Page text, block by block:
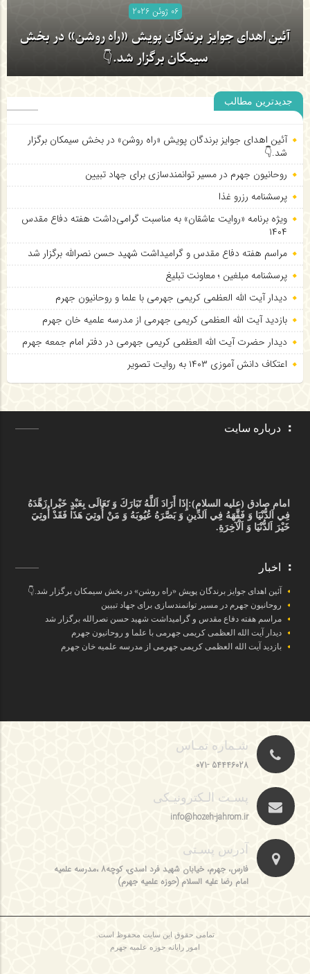
06 ژوئن 2026
آئین اهدای جوایز برندگان پویش «راه روشن» در بخش
سیمکان برگزار شد.👇
06 ژوئن 2026
روحانیون جهرم در مسیر توانمندسازی برای جهاد تبیین
جدیدترین مطالب
آئین اهدای جوایز برندگان پویش «راه روشن» در بخش سیمکان برگزار
شد.👇
روحانیون جهرم در مسیر توانمندسازی برای جهاد تبیین
پرسشنامه رزرو غذا
ویژه برنامه «روایت عاشقان» به مناسبت گرامی‌داشت هفته دفاع مقدس
۱۴۰۴
مراسم هفته دفاع مقدس و گرامیداشت شهید حسن نصرالله برگزار شد
پرسشنامه مبلغین ؛ معاونت تبلیغ
دیدار آیت الله العظمی کریمی جهرمی با علما و روحانیون جهرم
بازدید آیت الله العظمی کریمی جهرمی از مدرسه علمیه خان جهرم
دیدار حضرت آیت الله العظمی کریمی جهرمی در دفتر امام جمعه جهرم
اعتکاف دانش آموزی ۱۴۰۳ به روایت تصویر
درباره سایت
امام صادق (علیه السلام): إِذَا أَرَادَ اَللَّهُ تَبَارَكَ وَ تَعَالَى بِعَبْدٍ خَيْرا زَهَّدَهُ
فِي اَلدُّنْيَا وَ فَقَّهَهُ فِي اَلدِّينِ وَ بَصَّرَهُ عُيُوبَهُ وَ مَنْ أُوتِيَ هَذَا فَقَدْ أُوتِيَ
خَيْرَ اَلدُّنْيَا وَ اَلْآخِرَةِ.
اخبار
آئین اهدای جوایز برندگان پویش «راه روشن» در بخش سیمکان برگزار شد.👇
روحانیون جهرم در مسیر توانمندسازی برای جهاد تبیین
مراسم هفته دفاع مقدس و گرامیداشت شهید حسن نصرالله برگزار شد
دیدار آیت الله العظمی کریمی جهرمی با علما و روحانیون جهرم
بازدید آیت الله العظمی کریمی جهرمی از مدرسه علمیه خان جهرم
شـماره تمـاس
54446028 -071
پسـت الـکترونیـکی
info@hozeh-jahrom.ir
آدرس پسـتی
فارس، جهرم، خیابان شهید فرد اسدی، کوچه8 ،مدرسه علمیه
امام رضا علیه السلام (حوزه علمیه جهرم)
تمامی حقوق این سایت محفوظ است.
امور رایانه حوزه علمیه جهرم